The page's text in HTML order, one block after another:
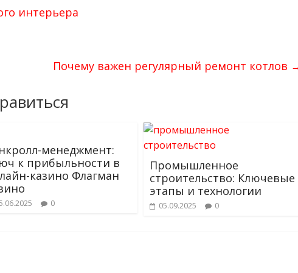
интерьера
Почему важен регулярный ремонт котлов
менеджмент:
к прибыльности в
казино Флагман
0
Промышленное
строительство: Ключевые
этапы и технологии
05.09.2025 0